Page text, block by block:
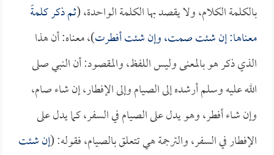
بالكلمة الكلام، ولا يقصد بها الكلمة الواحدة، (ثم ذكر كلمةً
معناها: إن شئت صمت، وإن شئت أفطرت)، معناه: أن هذا
الذي ذكر هو بالمعنى وليس اللفظ، والمقصود: أن النبي صلى
الله عليه وسلم أرشده إلى الصيام وإلى الإفطار، إن شاء صام،
وإن شاء أفطر، وهو يدل على الصيام في السفر، كما يدل على
الإفطار في السفر، والترجمة هي تتعلق بالصيام، فقوله: (إن شئت